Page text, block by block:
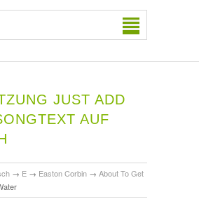
JUST ADD
AUF
→ E → Easton Corbin → About To Get